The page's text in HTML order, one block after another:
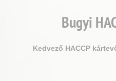
Bugyi
Kedvező HACCP